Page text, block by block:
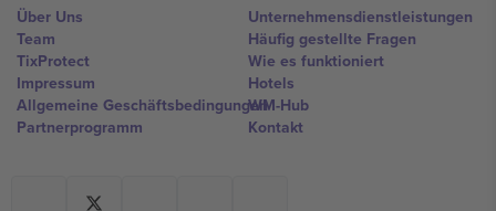
Über Uns
Team
TixProtect
Impressum
Allgemeine Geschäftsbedingungen
Partnerprogramm
Unternehmensdienstleistungen
Häufig gestellte Fragen
Wie es funktioniert
Hotels
WM-Hub
Kontakt